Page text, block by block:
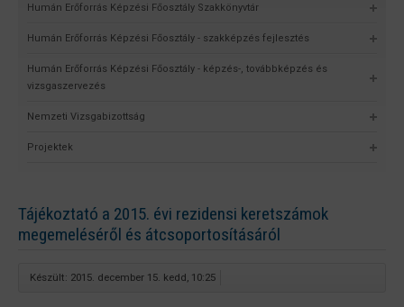
Humán Erőforrás Képzési Főosztály Szakkönyvtár
Humán Erőforrás Képzési Főosztály - szakképzés fejlesztés
Humán Erőforrás Képzési Főosztály - képzés-, továbbképzés és
vizsgaszervezés
Nemzeti Vizsgabizottság
Projektek
Tájékoztató a 2015. évi rezidensi keretszámok
megemeléséről és átcsoportosításáról
Készült: 2015. december 15. kedd, 10:25